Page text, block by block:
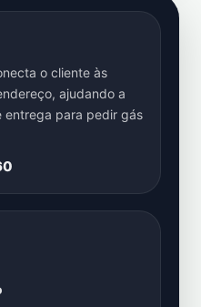
o cliente às
ajudando a
entrega para pedir gás